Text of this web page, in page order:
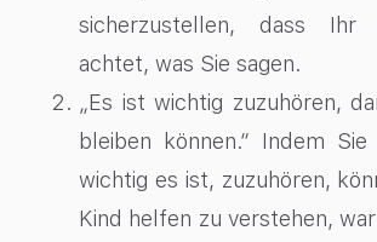
sicherzustellen, dass Ihr
achtet, was Sie sagen.
„Es ist wichtig zuzuhören,
bleiben können.“ Indem
wichtig es ist, zuzuhören,
Kind helfen zu verstehen,